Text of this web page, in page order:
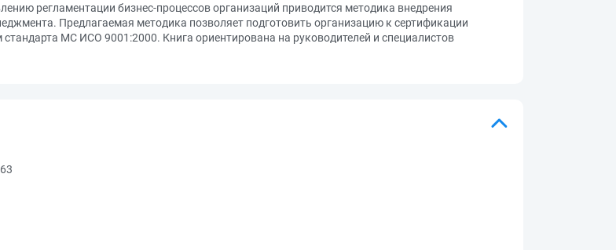
регламентации бизнес-процессов организаций приводится методика внедрения
Предлагаемая методика позволяет подготовить организацию к сертификации
МС ИСО 9001:2000. Книга ориентирована на руководителей и специалистов
63